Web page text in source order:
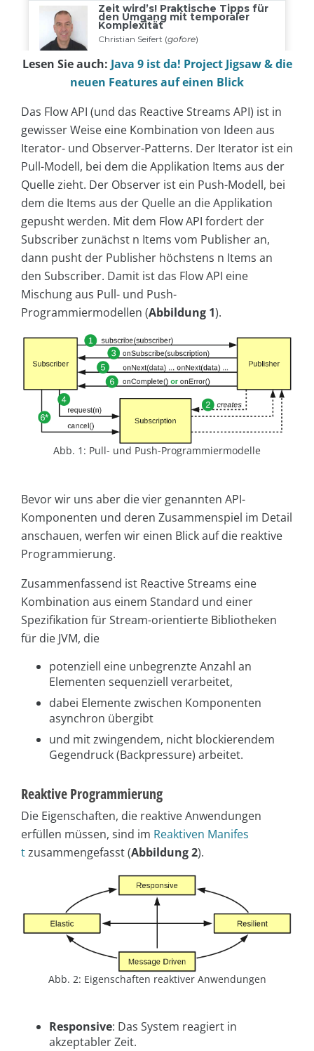
Lesen Sie auch: Java 9 ist da! Project Jigsaw & die
neuen Features auf einen Blick
Das Flow API (und das Reactive Streams API) ist in
gewisser Weise eine Kombination von Ideen aus
Iterator- und Observer-Patterns. Der Iterator ist ein
Pull-Modell, bei dem die Applikation Items aus der
Quelle zieht. Der Observer ist ein Push-Modell, bei
dem die Items aus der Quelle an die Applikation
gepusht werden. Mit dem Flow API fordert der
Subscriber zunächst n Items vom Publisher an,
dann pusht der Publisher höchstens n Items an
den Subscriber. Damit ist das Flow API eine
Mischung aus Pull- und Push-
Programmiermodellen (Abbildung 1).
Abb. 1: Pull- und Push-Programmiermodelle
Bevor wir uns aber die vier genannten API-
Komponenten und deren Zusammenspiel im Detail
anschauen, werfen wir einen Blick auf die reaktive
Programmierung.
Zusammenfassend ist Reactive Streams eine
Kombination aus einem Standard und einer
Spezifikation für Stream-orientierte Bibliotheken
für die JVM, die
potenziell eine unbegrenzte Anzahl an
Elementen sequenziell verarbeitet,
dabei Elemente zwischen Komponenten
asynchron übergibt
und mit zwingendem, nicht blockierendem
Gegendruck (Backpressure) arbeitet.
Reaktive Programmierung
Die Eigenschaften, die reaktive Anwendungen
erfüllen müssen, sind im Reaktiven Manifes
tzusammengefasst (Abbildung 2).
Abb. 2: Eigenschaften reaktiver Anwendungen
Responsive: Das System reagiert in
akzeptabler Zeit.